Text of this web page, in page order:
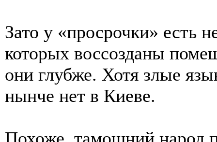
Зато у «просрочки» есть
которых воссозданы
они глубже. Хотя злые
нынче нет в Киеве.